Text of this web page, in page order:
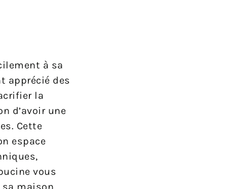
à sa
apprécié des
la
d’avoir une
Cette
espace
vous